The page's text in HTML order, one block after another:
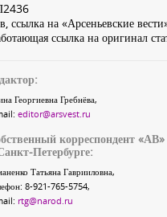
на «Арсеньевские
ссылка на оригинал
Георгиевна Гребнёва,
editor@arsvest.ru
корреспондент «АВ»
Петербурге:
Татьяна Гаврииловна,
8-921-765-5754,
rtg@narod.ru